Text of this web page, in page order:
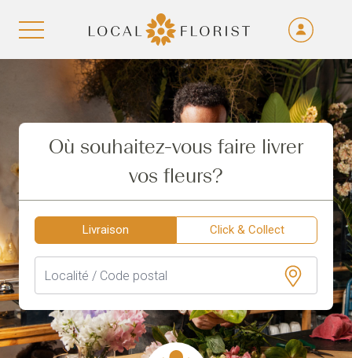
Aller au contenu
Où souhaitez-vous faire livrer
vos fleurs?
Livraison Click & Collect